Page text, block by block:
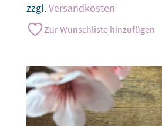
zzgl.Versandkosten
Zur Wunschliste hinzufügen